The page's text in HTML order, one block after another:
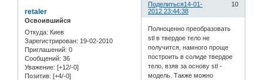
Поделиться 10
14-01-
2012 23:44:38
retaler
Освоившийся
Откуда: Киев
Зарегистрирован: 19-02-2010
Приглашений: 0
Сообщений: 36
Уважение: [+12/-0]
Позитив: [+4/-0]
Полноценно преобразовать
stl в твердое тело не
получится, намного проще
построить в солиде твердое
тело, взяв за основу stl -
модель. Также можно